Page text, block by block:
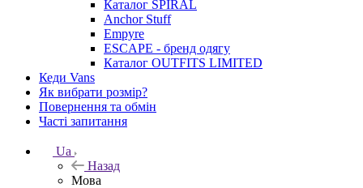
Каталог SPIRAL
Anchor Stuff
Empyre
ESCAPE - бренд одягу
Каталог OUTFITS LIMITED
Кеди Vans
Як вибрати розмір?
Повернення та обмін
Часті запитання
Ua
Назад
Мова